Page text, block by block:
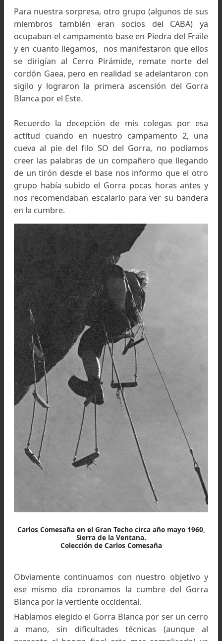
A la cumbre del Gorra Blanca subí en enero
1964, en una expedición con mis alumnos
matemáticas del secundario.
Pero me parece que la pregunta se refiere a
“casi”subí el Cerro Pier Giorgio. Eso fue en
febrero de 1962 en que fui invitado por
oficial del CABA al aun invicto Pier Giorgio.
Fonrouge viajó a Francia para hacer el curso
Ensa y Peterek tuvo un accidente de auto en la
3 camino a la zona.
El jefe de la expedición fue Insua. Por
me toco estar de primero arriba de la Cabeza
Toro - un paso clave de la ascensión por la
este - y equipar buena parte del cuerno
la chimenea que lleva a las placas de hielo
mixto de la salida al filo cumbrero.
Abajo del ultimo punto alcanzado deje al
pues pensaba volver inmediatamente en
tiempo mejorara – una mochila con
material de escalada.
Como pasa en Patagonia a menudo, el tiempo
mejoró y debimos regresar a casa. En realidad
“casi”no es verdad pues faltaban unos 150
de alta dificultad para completar la ascensión.
Al año siguiente otra expedicion del CABA
la difícil etapa pendiente y logró la primera del
Giorgio.
Respecto al Gorra Blanca, nuestra expedicion
en enero de 1964 y pasamos por una
experiencia. Lleve conmigo a jóvenes socios
CABA, que eran también, como puntualice
mis alumnos del curso de matemáticas del
La expedición – oficial y públicamente
entidades como por ejemplo Bagley y la
Aérea.
Para nuestra sorpresa, otro grupo (algunos de
miembros también eran socios del CABA)
ocupaban el campamento base en Piedra del